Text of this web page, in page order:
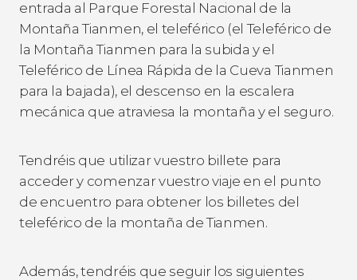
entrada al Parque Forestal Nacional de la
Montaña Tianmen, el teleférico (el Teleférico de
la Montaña Tianmen para la subida y el
Teleférico de Línea Rápida de la Cueva Tianmen
para la bajada), el descenso en la escalera
mecánica que atraviesa la montaña y el seguro.
Tendréis que utilizar vuestro billete para
acceder y comenzar vuestro viaje en el punto
de encuentro para obtener los billetes del
teleférico de la montaña de Tianmen.
Además, tendréis que seguir los siguientes